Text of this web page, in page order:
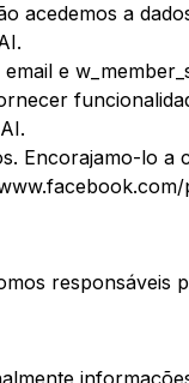
acedemos a
e
Encorajamo-lo a
responsáveis